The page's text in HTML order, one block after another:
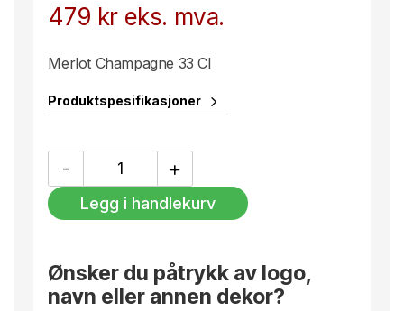
479 kr eks. mva.
Merlot Champagne 33 Cl
Produktspesifikasjoner
-
Champagne
33
Cl
+
Legg i handlekurv
Ønsker du påtrykk av logo,
navn eller annen dekor?